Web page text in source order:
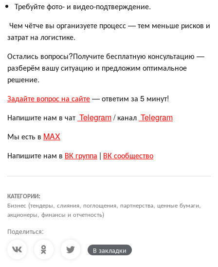
Требуйте фото- и видео-подтверждение.
Чем чётче вы организуете процесс — тем меньше рисков и
затрат на логистике.
Остались вопросы?Получите бесплатную консультацию —
разберём вашу ситуацию и предложим оптимальное
решение.
Задайте вопрос на сайте— ответим за 5 минут!
Напишите нам в чат Telegram/ канал Telegram
Мы есть в MAX
Напишите нам в ВК группа | ВК сообщество
КАТЕГОРИИ:
Бизнес (тендеры, слияния, поглощения, партнерства, ценные бумаги,
акционеры, финансы и отчетность)
Поделиться:
В закладки